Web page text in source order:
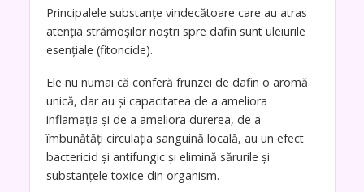
Principalele substanțe vindecătoare care au atras
atenția strămoșilor noștri spre dafin sunt uleiurile
esențiale (fitoncide).
Ele nu numai că conferă frunzei de dafin o aromă
unică, dar au și capacitatea de a ameliora
inflamația și de a ameliora durerea, de a
îmbunătăți circulația sanguină locală, au un efect
bactericid și antifungic și elimină sărurile și
substanțele toxice din organism.